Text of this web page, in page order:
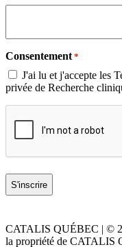
Consentement *
J'ai lu et j'accepte les
privée de Recherche
CATALIS QUÉBEC | ©
la propriété de CATALIS